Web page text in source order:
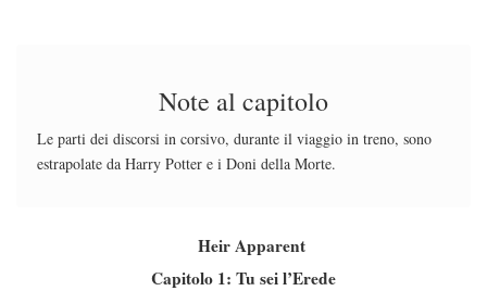
Note al capitolo
Le parti dei discorsi in corsivo, durante il viaggio in treno, sono
estrapolate da Harry Potter e i Doni della Morte.
Heir Apparent
Capitolo 1: Tu sei l’Erede